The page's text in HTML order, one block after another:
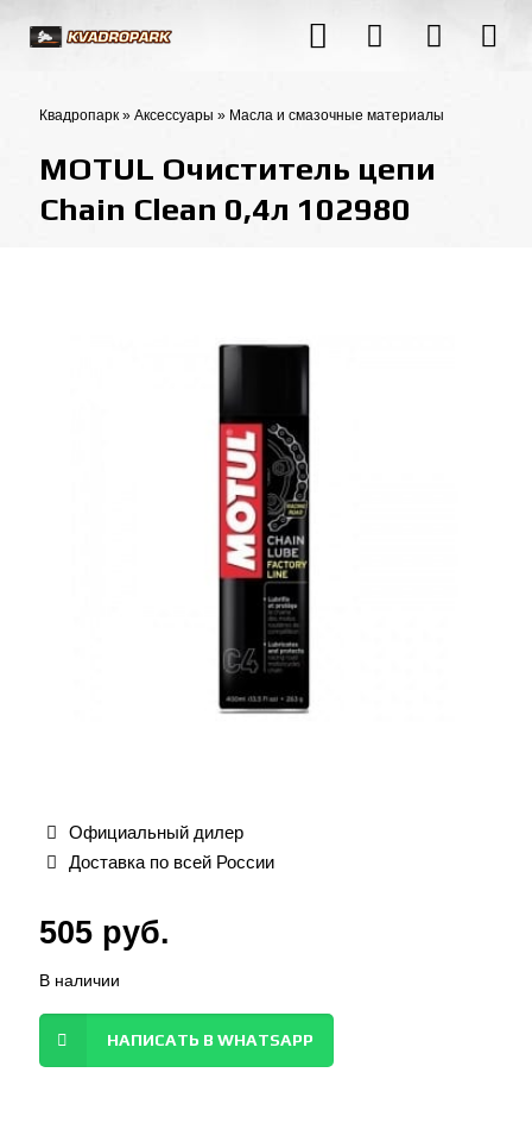
Квадропарк » Аксессуары » Масла и смазочные материалы
MOTUL Очиститель цепи
Chain Clean 0,4л 102980
Официальный дилер
Доставка по всей России
505 руб.
В наличии
НАПИСАТЬ В WHATSAPP